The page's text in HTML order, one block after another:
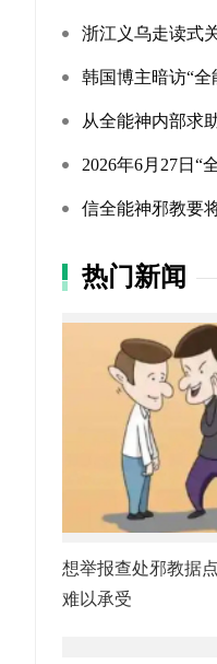
韩国博主暗访“全
信全能神邪教要
热门新闻
想举报查处邪教据
难以承受